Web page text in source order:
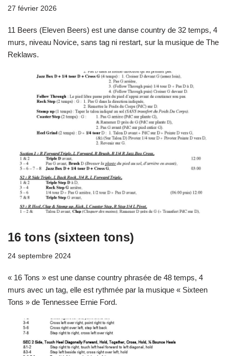
27 février 2026
11 Beers (Eleven Beers) est une danse country de 32 temps, 4
murs, niveau Novice, sans tag ni restart, sur la musique de The
Reklaws.
16 tons (sixteen tons)
24 septembre 2024
« 16 Tons » est une danse country phrasée de 48 temps, 4
murs avec un tag, elle est rythmée par la musique « Sixteen
Tons » de Tennessee Ernie Ford.